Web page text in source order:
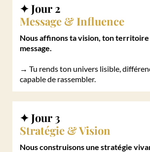
✦Jour 2
Message & Influence
Nous affinons ta vision, ton
message.
→ Tu rends ton univers lisible,
capable de rassembler.
✦Jour 3
Stratégie & Vision
Nous construisons une stratégie